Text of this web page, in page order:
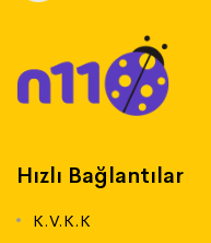
Hızlı Bağlantılar
K.V.K.K